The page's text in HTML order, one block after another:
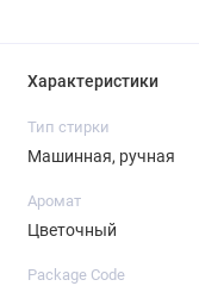
Характеристики
Тип стирки
Машинная, ручная
Аромат
Цветочный
Package Code